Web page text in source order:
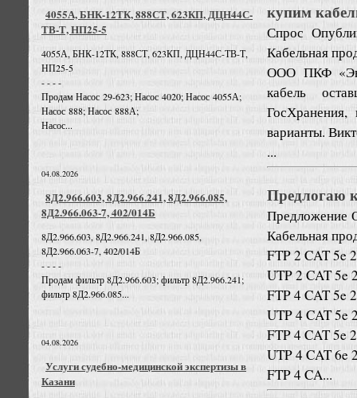
4055А, БНК-12ТК, 888СТ, 623КП, ДЦН44С-
ТВ-Т, НП25-5
4055А, БНК-12ТК, 888СТ, 623КП, ДЦН44С-ТВ-Т,
НП25-5
- - - -
Продам Насос 29-623; Насос 4020; Насос 4055А;
Насос 888; Насос 888А;
Насос...
04.08.2026
8Д2.966.603, 8Д2.966.241, 8Д2.966.085,
8Д2.966.063-7, 402/014Б
8Д2.966.603, 8Д2.966.241, 8Д2.966.085,
8Д2.966.063-7, 402/014Б
- - - -
Продам фильтр 8Д2.966.603; фильтр 8Д2.966.241;
фильтр 8Д2.966.085...
04.08.2026
Услуги судебно-медицинской экспертизы в
Казани
купим
Спрос
Кабельная
ООО ПКФ
кабель
ГосХранения,
варианты.
...
Предлогаю
Предложение
Кабельная
FTP 2 CAT 5e
UTP 2 CAT 5e
FTP 4 CAT 5e
UTP 4 CAT 5e
FTP 4 CAT 5e
UTP 4 CAT 6e
FTP 4 CA...